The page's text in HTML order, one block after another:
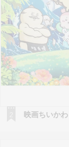
映画ちいか